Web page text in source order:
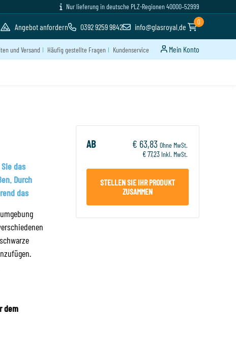
Nur lieferung in deutsche PLZ-Regionen 40000–52999
Angebot anfordern 0392 9259 9842 info@glasroyal.de 0
und Versand Häufig gestellte Fragen Kundenservice Mein Konto
das
Durch
das
dem
AB € 63,83 Ohne MwSt.
€ 77,23 Inkl. MwSt.
STELLEN SIE IHR PRODUKT
ZUSAMMEN